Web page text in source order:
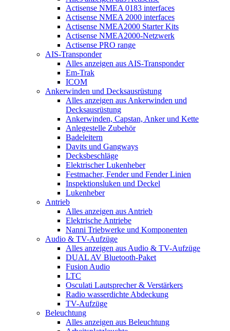
Actisense NMEA 0183 interfaces
Actisense NMEA 2000 interfaces
Actisense NMEA2000 Starter Kits
Actisense NMEA2000-Netzwerk
Actisense PRO range
AIS-Transponder
Alles anzeigen aus AIS-Transponder
Em-Trak
ICOM
Ankerwinden und Decksausrüstung
Alles anzeigen aus Ankerwinden und
Decksausrüstung
Ankerwinden, Capstan, Anker und Kette
Anlegestelle Zubehör
Badeleitern
Davits und Gangways
Decksbeschläge
Elektrischer Lukenheber
Festmacher, Fender und Fender Linien
Inspektionsluken und Deckel
Lukenheber
Antrieb
Alles anzeigen aus Antrieb
Elektrische Antriebe
Nanni Triebwerke und Komponenten
Audio & TV-Aufzüge
Alles anzeigen aus Audio & TV-Aufzüge
DUAL AV Bluetooth-Paket
Fusion Audio
LTC
Osculati Lautsprecher & Verstärkers
Radio wasserdichte Abdeckung
TV-Aufzüge
Beleuchtung
Alles anzeigen aus Beleuchtung